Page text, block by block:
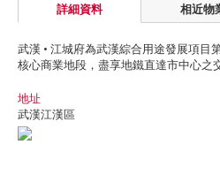
詳細資料 相近物
武漢 • 江城府為武漢綜合用途發展項目
核心商業地段，盡享地鐵直達市中心之
地址
武漢江漢區